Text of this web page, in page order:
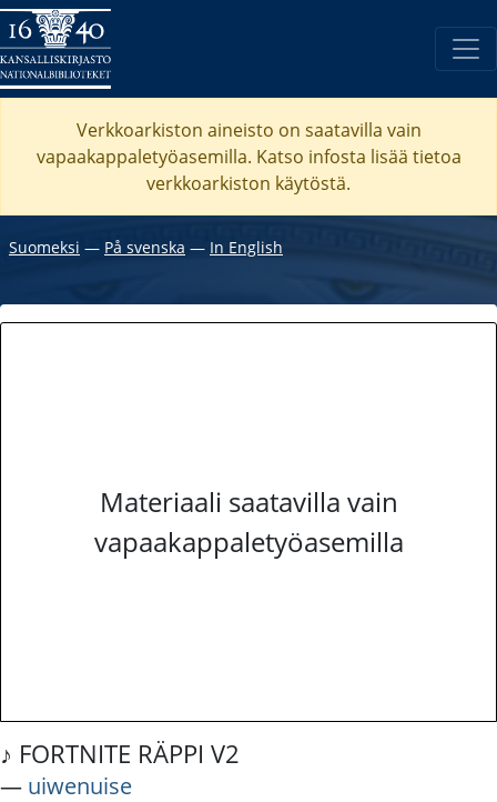
Verkkoarkiston aineisto on saatavilla vain
vapaakappaletyöasemilla. Katso infosta lisää tietoa
verkkoarkiston käytöstä.
Suomeksi ― På svenska ― In English
Materiaali saatavilla vain
vapaakappaletyöasemilla
♪ FORTNITE RÄPPI V2
― uiwenuise